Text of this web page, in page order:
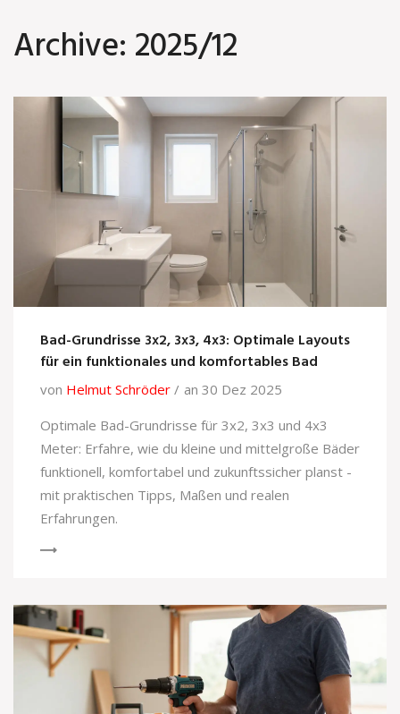
Archive: 2025/12
Bad-Grundrisse 3x2, 3x3, 4x3: Optimale Layouts
für ein funktionales und komfortables Bad
von Helmut Schröder
an 30 Dez 2025
Optimale Bad-Grundrisse für 3x2, 3x3 und 4x3
Meter: Erfahre, wie du kleine und mittelgroße Bäder
funktionell, komfortabel und zukunftssicher planst -
mit praktischen Tipps, Maßen und realen
Erfahrungen.